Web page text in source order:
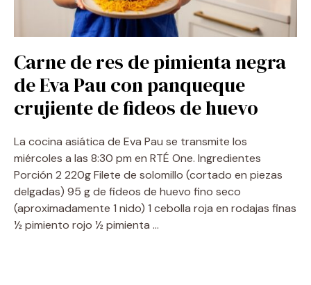
Carne de res de pimienta negra
de Eva Pau con panqueque
crujiente de fideos de huevo
La cocina asiática de Eva Pau se transmite los
miércoles a las 8:30 pm en RTÉ One. Ingredientes
Porción 2 220g Filete de solomillo (cortado en piezas
delgadas) 95 g de fideos de huevo fino seco
(aproximadamente 1 nido) 1 cebolla roja en rodajas finas
½ pimiento rojo ½ pimienta …